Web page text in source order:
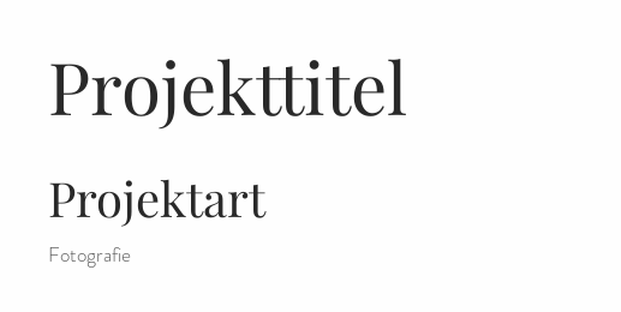
Projekttitel
Projektart
Fotografie